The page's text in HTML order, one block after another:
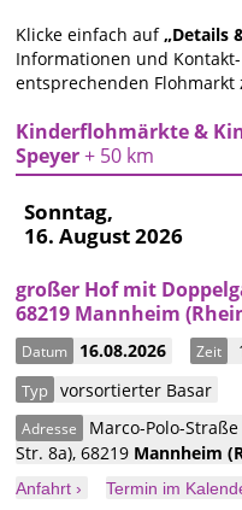
Klicke einfach auf„Details
Informationen und
entsprechenden Flohmarkt
Kinderflohmärkte &
Speyer+ 50 km
Sonntag,
16. August 2026
großer Hof mit
68219 Mannheim
Datum 16.08.2026 Zeit
Typ vorsortierter Basar
Adresse
Marco-Polo-
Str. 8a),68219 Mannheim
Anfahrt › Termin im